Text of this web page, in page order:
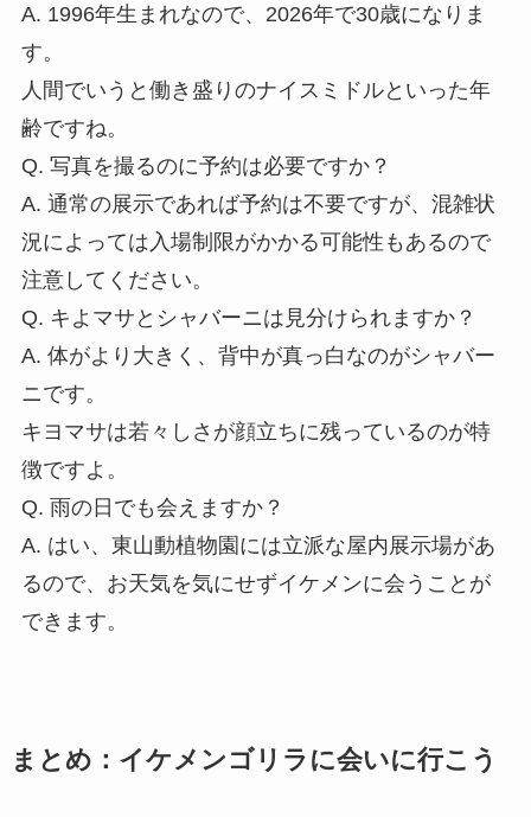
A. 1996年生まれなので、2026年で30歳になりま
す。
人間でいうと働き盛りのナイスミドルといった年
齢ですね。
Q. 写真を撮るのに予約は必要ですか？
A. 通常の展示であれば予約は不要ですが、混雑状
況によっては入場制限がかかる可能性もあるので
注意してください。
Q. キよマサとシャバーニは見分けられますか？
A. 体がより大きく、背中が真っ白なのがシャバー
ニです。
キヨマサは若々しさが顔立ちに残っているのが特
徴ですよ。
Q. 雨の日でも会えますか？
A. はい、東山動植物園には立派な屋内展示場があ
るので、お天気を気にせずイケメンに会うことが
できます。
まとめ：イケメンゴリラに会いに行こう